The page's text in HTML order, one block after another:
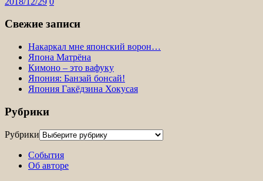
Свежие записи
Накаркал мне японский ворон…
Япона Матрёна
Кимоно – это вафуку
Япония: Банзай бонсай!
Япония Гакёдзина Хокусая
Рубрики
Рубрики
События
Об авторе